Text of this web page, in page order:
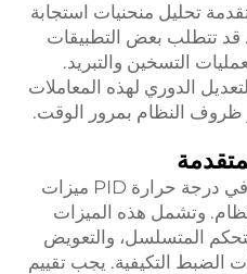
تحليل منحنيات استجابة
قد تتطلب بعض التطبيقات
التسخين والتبريد.
الدوري لهذه المعاملات
ظروف النظام بمرور الوقت.
تقدم وحدات التحكم الحديثة في درجة حرارة PID ميزات
وتشمل هذه الميزات
المتسلسل، والتعويض
الضبط التكيفية. يجب تقييم